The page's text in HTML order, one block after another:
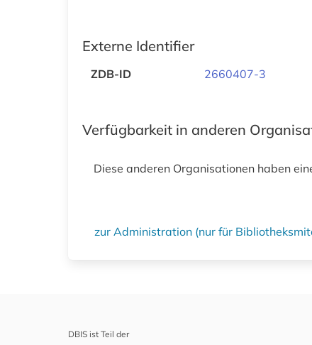
Externe Identifier
ZDB-ID 2660407-3
Verfügbarkeit in anderen
Diese anderen Organisationen haben
zur Administration (nur für
DBIS ist Teil der